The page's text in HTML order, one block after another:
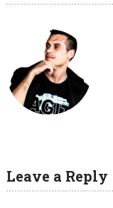
Leave a Reply